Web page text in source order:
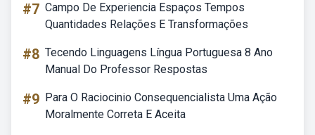
#7 Campo De Experiencia Espaços Tempos
Quantidades Relações E Transformações
#8 Tecendo Linguagens Língua Portuguesa 8 Ano
Manual Do Professor Respostas
#9 Para O Raciocinio Consequencialista Uma Ação
Moralmente Correta E Aceita